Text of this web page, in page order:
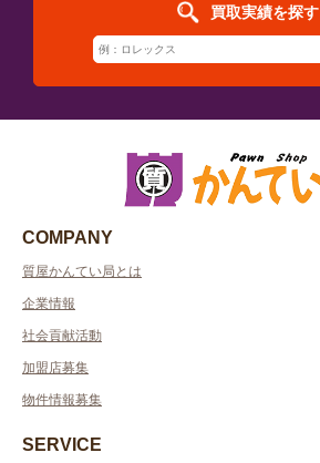
買取実績を探す
COMPANY
質屋かんてい局とは
企業情報
社会貢献活動
加盟店募集
物件情報募集
SERVICE